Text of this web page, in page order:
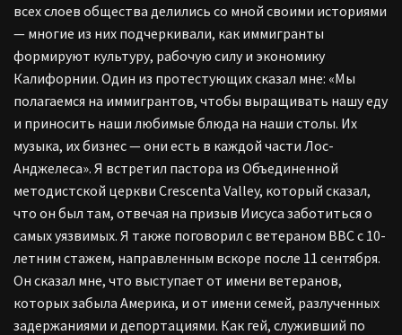
всех слоев общества делились со мной своими историями
— многие из них подчеркивали, как иммигранты
формируют культуру, рабочую силу и экономику
Калифорнии. Один из протестующих сказал мне: «Мы
полагаемся на иммигрантов, чтобы выращивать нашу еду
и приносить наши любимые блюда на наши столы. Их
музыка, их бизнес — они есть в каждой части Лос-
Анджелеса». Я встретил пастора из Объединенной
методистской церкви Crescenta Valley, который сказал,
что он был там, отвечая на призыв Иисуса заботиться о
самых уязвимых. Я также поговорил с ветераном ВВС с 10-
летним стажем, направленным вскоре после 11 сентября.
Он сказал мне, что выступает от имени ветеранов,
которых забыла Америка, и от имени семей, разлученных
задержаниями и депортациями. Как гей, служивший по